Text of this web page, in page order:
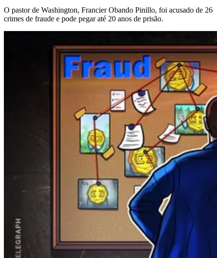
O pastor de Washington, Francier Obando Pinillo, foi acusado de 26
crimes de fraude e pode pegar até 20 anos de prisão.